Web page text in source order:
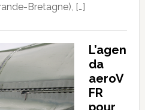
Bretagne), […]
L’agen
da
aeroV
FR
pour